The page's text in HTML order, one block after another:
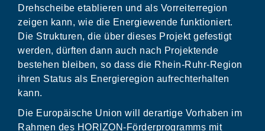
Drehscheibe etablieren und als Vorreiterregion
zeigen kann, wie die Energiewende funktioniert.
Die Strukturen, die über dieses Projekt gefestigt
werden, dürften dann auch nach Projektende
bestehen bleiben, so dass die Rhein-Ruhr-Region
ihren Status als Energieregion aufrechterhalten
kann.
Die Europäische Union will derartige Vorhaben im
Rahmen des HORIZON-Förderprogramms mit